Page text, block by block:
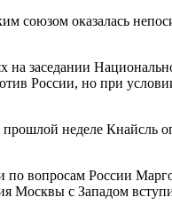
союзом оказалась
заседании
России, но при
неделе Кнайсль
по вопросам России
Москвы с Западом